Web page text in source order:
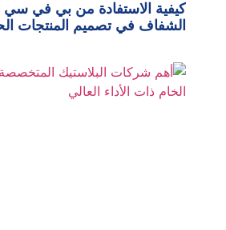
الشفاف في تصميم المنتجات